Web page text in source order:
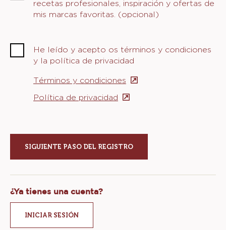
recetas profesionales, inspiración y ofertas de
mis marcas favoritas. (opcional)
He leído y acepto os términos y condiciones
y la política de privacidad
Términos y condiciones (opens
in
Política de privacidad (opens
new
window)
¿Ya tienes una cuenta?
INICIAR SESIÓN